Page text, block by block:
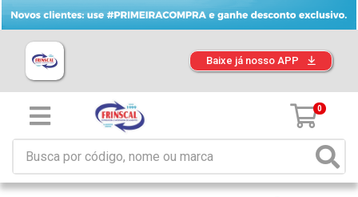
Baixe já nosso APP
0